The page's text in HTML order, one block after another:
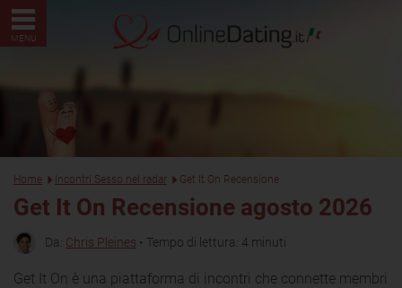
MENU
Home Incontri Sesso nel radar Get It On Recensione
Get It On Recensione agosto 2026
Da: Chris Pleines • Tempo di lettura: 4 minuti
Get It On è una piattaforma di incontri che connette membri